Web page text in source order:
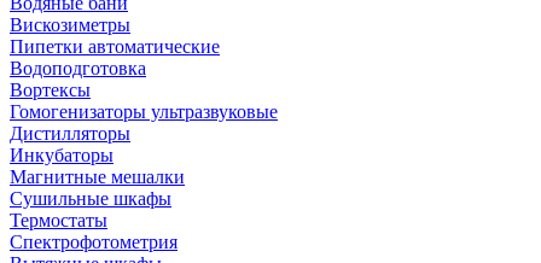
Вискозиметры
Пипетки автоматические
Водоподготовка
Вортексы
Гомогенизаторы ультразвуковые
Дистилляторы
Инкубаторы
Магнитные мешалки
Сушильные шкафы
Термостаты
Спектрофотометрия